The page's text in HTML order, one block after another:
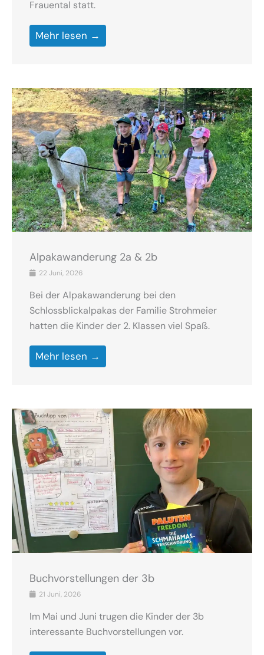
Frauental statt.
Mehr lesen →
Alpakawanderung 2a & 2b
22 Juni, 2026
Bei der Alpakawanderung bei den
Schlossblickalpakas der Familie Strohmeier
hatten die Kinder der 2. Klassen viel Spaß.
Mehr lesen →
Buchvorstellungen der 3b
21 Juni, 2026
Im Mai und Juni trugen die Kinder der 3b
interessante Buchvorstellungen vor.